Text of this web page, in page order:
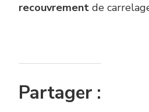
recouvrement de
Partager :